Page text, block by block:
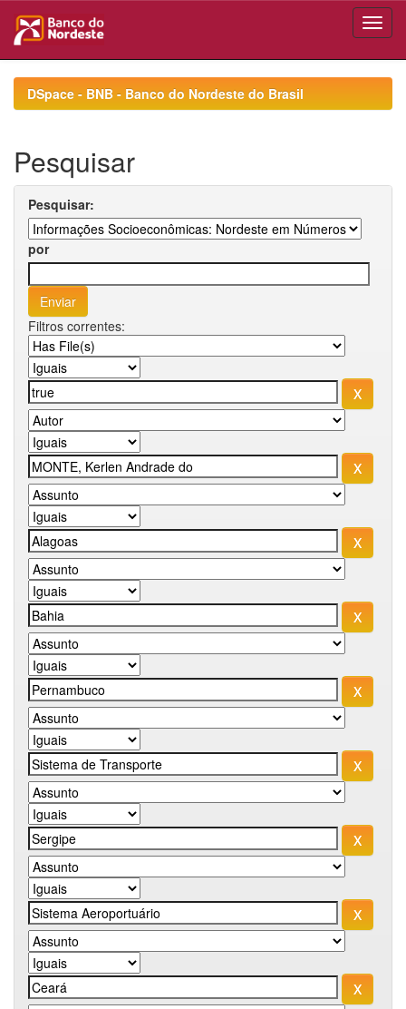
navigationDSpace - BNB - Banco do Nordeste do Brasil
Pesquisar
Pesquisar:
por
Filtros correntes: